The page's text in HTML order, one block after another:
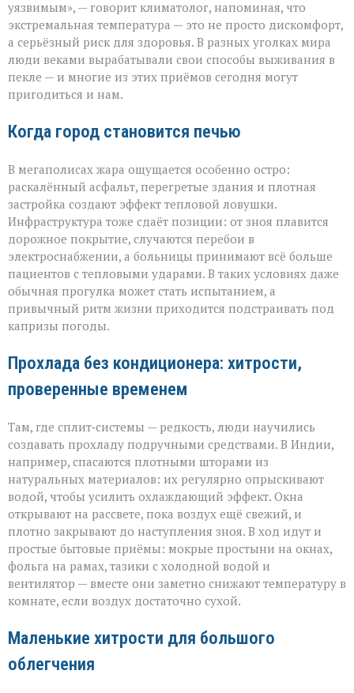
приходит»
уязвимым», — говорит климатолог, напоминая, что
экстремальная температура — это не просто дискомфорт,
а серьёзный риск для здоровья. В разных уголках мира
люди веками вырабатывали свои способы выживания в
пекле — и многие из этих приёмов сегодня могут
пригодиться и нам.
Когда город становится печью
В мегаполисах жара ощущается особенно остро:
раскалённый асфальт, перегретые здания и плотная
застройка создают эффект тепловой ловушки.
Инфраструктура тоже сдаёт позиции: от зноя плавится
дорожное покрытие, случаются перебои в
электроснабжении, а больницы принимают всё больше
пациентов с тепловыми ударами. В таких условиях даже
обычная прогулка может стать испытанием, а
привычный ритм жизни приходится подстраивать под
капризы погоды.
Прохлада без кондиционера: хитрости,
проверенные временем
Там, где сплит‑системы — редкость, люди научились
создавать прохладу подручными средствами. В Индии,
например, спасаются плотными шторами из
натуральных материалов: их регулярно опрыскивают
водой, чтобы усилить охлаждающий эффект. Окна
открывают на рассвете, пока воздух ещё свежий, и
плотно закрывают до наступления зноя. В ход идут и
простые бытовые приёмы: мокрые простыни на окнах,
фольга на рамах, тазики с холодной водой и
вентилятор — вместе они заметно снижают температуру в
комнате, если воздух достаточно сухой.
Маленькие хитрости для большого
облегчения